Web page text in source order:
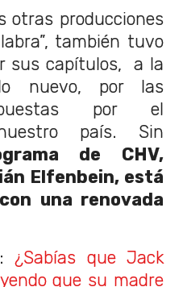
otras producciones
también tuvo
sus capítulos, a la
nuevo, por las
por el
país. Sin
de CHV,
Elfenbein, está
una renovada
¿Sabías que Jack
que su madre